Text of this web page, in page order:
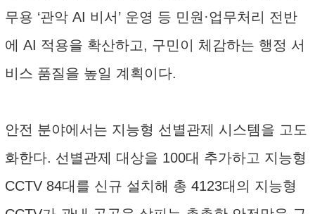
무용 ‘관악 AI 비서’ 운영 등 민원·업무처리 전반
에 AI 적용을 확산하고, 구민이 체감하는 행정 서
비스 품질을 높일 계획이다.
안전 분야에서는 지능형 선별관제 시스템을 고도
화한다. 선별관제 대상을 100대 추가하고 지능형
CCTV 84대를 신규 설치해 총 4123대의 지능형